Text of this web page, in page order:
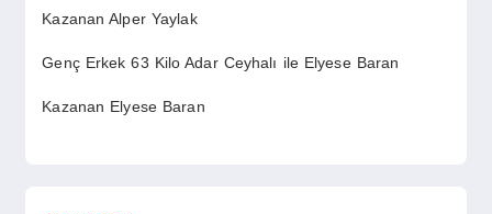
Kazanan Alper Yaylak
Genç Erkek 63 Kilo Adar Ceyhalı ile Elyese Baran
Kazanan Elyese Baran